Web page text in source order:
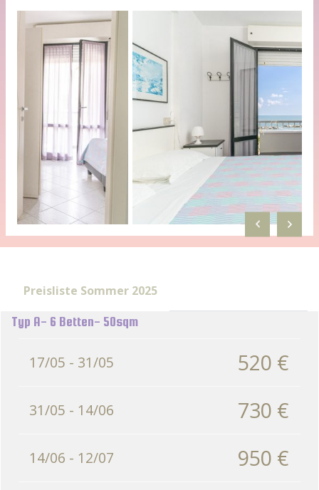
Preisliste Sommer 2025
Typ A- 6 Betten- 50sqm
17/05 - 31/05 520 €
31/05 - 14/06 730 €
14/06 - 12/07 950 €